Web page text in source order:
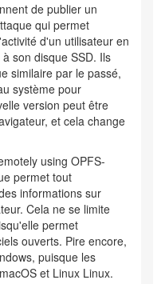
de publier un
qui permet
d'un utilisateur en
son disque SSD. Ils
similaire par le passé,
système pour
version peut être
et cela change
using OPFS-
permet tout
informations sur
Cela ne se limite
permet
ouverts. Pire encore,
puisque les
et Linux Linux.